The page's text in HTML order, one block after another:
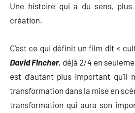
Une histoire qui a du sens,
création.
C’est ce qui définit un film dît «
David Fincher, déjà 2/4 en
est d’autant plus important qu’il
transformation dans la mise en
transformation qui aura son